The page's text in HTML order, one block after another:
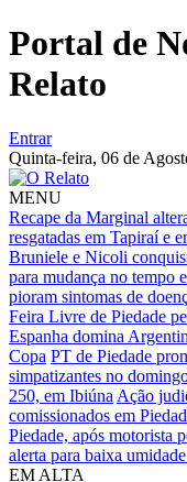
Portal de
Relato
Entrar
Quinta-feira, 06 de
MENU
Recape da Marginal
resgatadas em Tapiraí e
Bruniele e Nicoli
para mudança no tempo
pioram sintomas de
Feira Livre de Piedade
Espanha domina
Copa PT de Piedade
simpatizantes no
250, em Ibiúna Ação
comissionados em
Piedade, após motorista
alerta para baixa
EM ALTA